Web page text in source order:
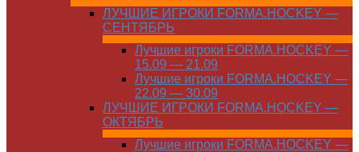
ЛУЧШИЕ ИГРОКИ FORMA.HOCKEY —
СЕНТЯБРЬ
Лучшие игроки FORMA.HOCKEY —
15.09 — 21.09
Лучшие игроки FORMA.HOCKEY —
22.09 — 30.09
ЛУЧШИЕ ИГРОКИ FORMA.HOCKEY —
ОКТЯБРЬ
Лучшие игроки FORMA.HOCKEY —